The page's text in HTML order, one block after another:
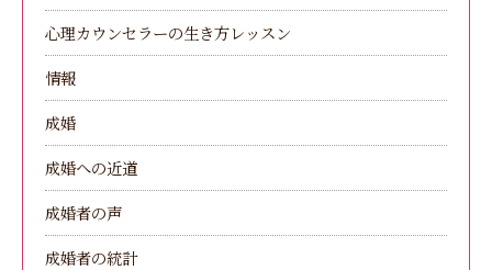
心理カウンセラーの生き方レッスン
情報
成婚
成婚への近道
成婚者の声
成婚者の統計